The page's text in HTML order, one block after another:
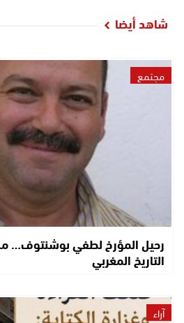
شاهد أيضا
مجتمع
رحيل المؤرخ لطفي بوشنتوف…
التاريخ المغربي
آراء